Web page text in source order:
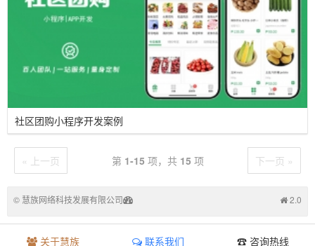
社区团购小程序开发案例
« 上一页 第 1-15 项，共 15 项 下一页 »
© 慧族网络科技发展有限公司 2.0
关于慧族 联系我们 ☎ 咨询热线